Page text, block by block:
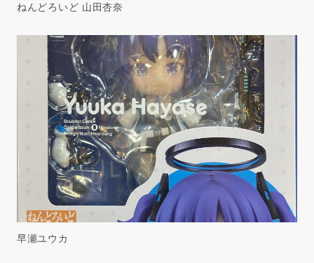
ねんどろいど 山田杏奈
早瀬ユウカ